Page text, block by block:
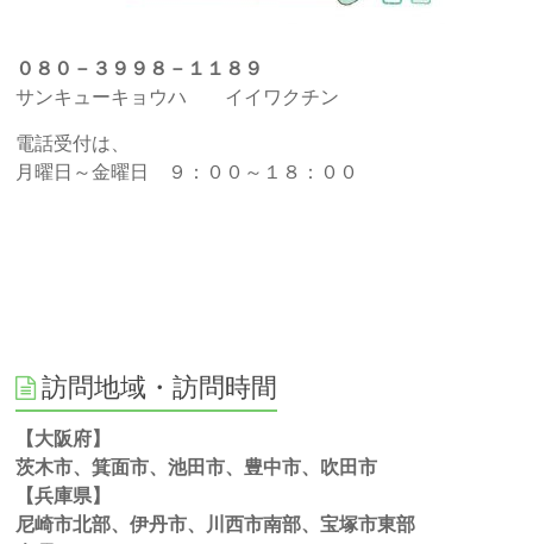
０８０－３９９８－１１８９
サンキューキョウハ イイワクチン
電話受付は、
月曜日～金曜日 ９：００～１８：００
訪問地域・訪問時間
【大阪府】
茨木市、箕面市、池田市、豊中市、吹田市
【兵庫県】
尼崎市北部、伊丹市、川西市南部、宝塚市東部